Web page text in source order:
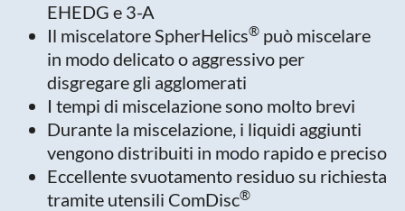
EHEDG e 3-A
Il miscelatore SpherHelics® può miscelare
in modo delicato o aggressivo per
disgregare gli agglomerati
I tempi di miscelazione sono molto brevi
Durante la miscelazione, i liquidi aggiunti
vengono distribuiti in modo rapido e preciso
Eccellente svuotamento residuo su richiesta
tramite utensili ComDisc®